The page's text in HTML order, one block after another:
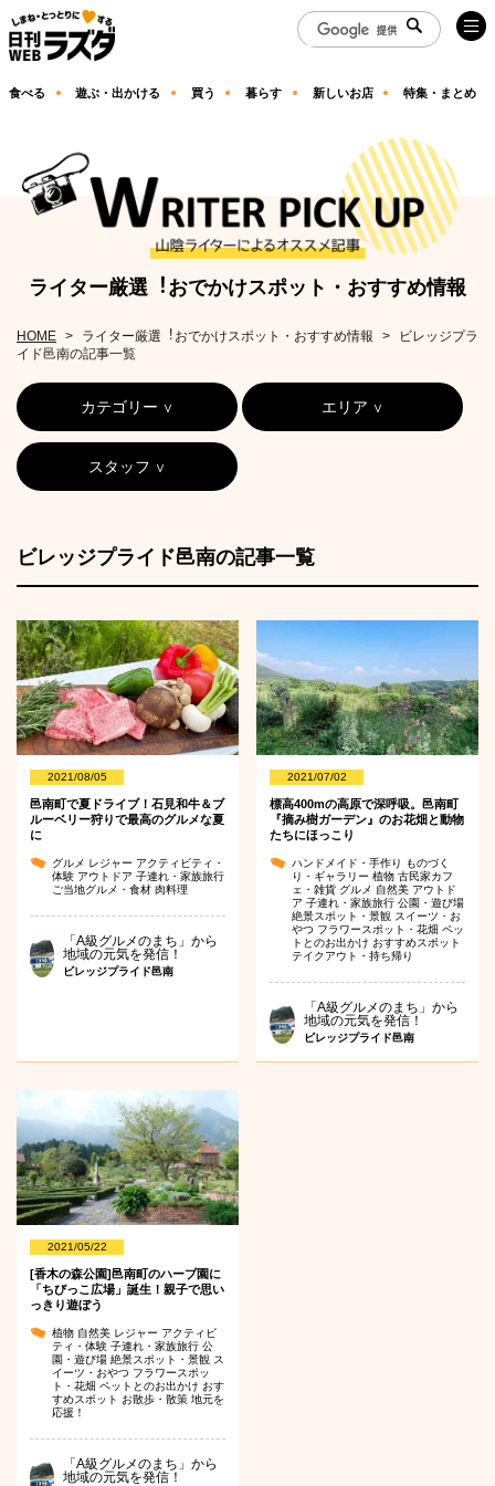
食べる 遊ぶ・出かける 買う 暮らす 新しいお店 特集・まとめ
ライター厳選︕おでかけスポット・おすすめ情報
HOME ライター厳選︕おでかけスポット・おすすめ情報
ビレッジプラ
イド邑南の記事一覧
カテゴリー エリア
スタッフ
ビレッジプライド邑南の記事一覧
2021/08/05
邑南町で夏ドライブ！石見和牛＆ブ
ルーベリー狩りで最高のグルメな夏
に
グルメ レジャー アクティビティ・
体験 アウトドア 子連れ・家族旅行
ご当地グルメ・食材 肉料理
「A級グルメのまち」から
地域の元気を発信！
ビレッジプライド邑南
2021/07/02
標高400mの高原で深呼吸。邑南町
『摘み樹ガーデン』のお花畑と動物
たちにほっこり
ハンドメイド・手作り
ものづく
り・ギャラリー植物古民家カフ
ェ・雑貨 グルメ 自然美 アウトド
ア子連れ・家族旅行公園・遊び場
絶景スポット・景観 スイーツ・お
やつ フラワースポット・花畑ペッ
トとのお出かけ おすすめスポット
テイクアウト・持ち帰り
「A級グルメのまち」から
地域の元気を発信！
ビレッジプライド邑南
2021/05/22
[香木の森公園]邑南町のハーブ園に
「ちびっこ広場」誕生！親子で思い
っきり遊ぼう
植物 自然美 レジャー アクティビ
ティ・体験 子連れ・家族旅行 公
園・遊び場 絶景スポット・景観 ス
イーツ・おやつ フラワースポッ
ト・花畑 ペットとのお出かけ おす
すめスポット お散歩・散策 地元を
応援！
「A級グルメのまち」から
地域の元気を発信！